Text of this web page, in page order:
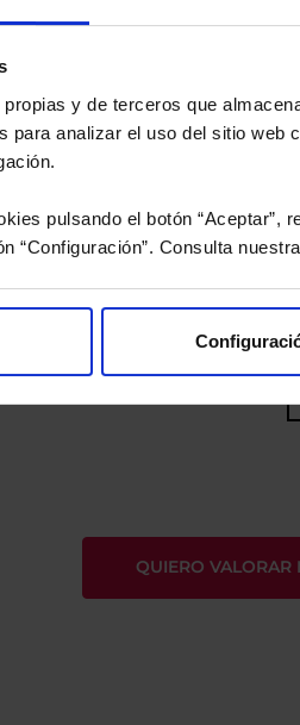
y de terceros que
para analizar el uso del sitio web
pulsando el botón “Aceptar”,
“Configuración”. Consulta nuestra
estudio
los ISINs de sus
con las que podrá